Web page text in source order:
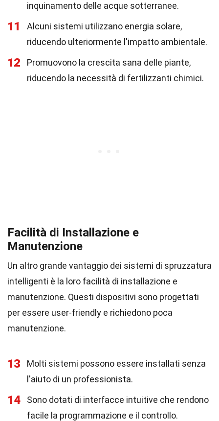
inquinamento delle acque sotterranee.
11
Alcuni sistemi utilizzano energia solare,
riducendo ulteriormente l'impatto ambientale.
12
Promuovono la crescita sana delle piante,
riducendo la necessità di fertilizzanti chimici.
Facilità di Installazione e
Manutenzione
Un altro grande vantaggio dei sistemi di spruzzatura
intelligenti è la loro facilità di installazione e
manutenzione. Questi dispositivi sono progettati
per essere user-friendly e richiedono poca
manutenzione.
13
Molti sistemi possono essere installati senza
l'aiuto di un professionista.
14
Sono dotati di interfacce intuitive che rendono
facile la programmazione e il controllo.